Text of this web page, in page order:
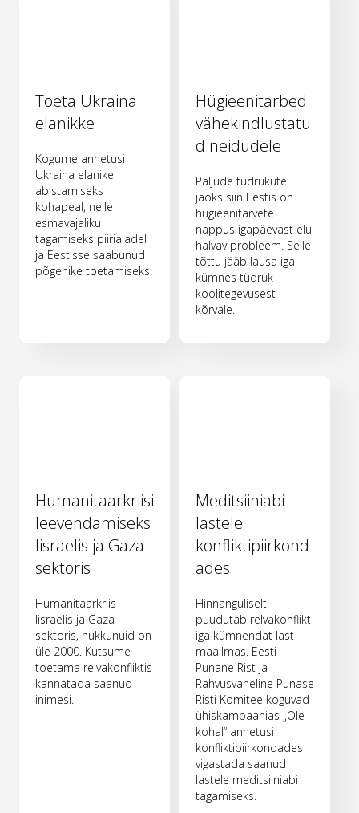
Toeta Ukraina
elanikke
Kogume annetusi
Ukraina elanike
abistamiseks
kohapeal, neile
esmavajaliku
tagamiseks piirialadel
ja Eestisse saabunud
põgenike toetamiseks.
Hügieenitarbed
vähekindlustatu
d neidudele
Paljude tüdrukute
jaoks siin Eestis on
hügieenitarvete
nappus igapäevast elu
halvav probleem. Selle
tõttu jääb lausa iga
kümnes tüdruk
koolitegevusest
kõrvale.
Humanitaarkriisi
leevendamiseks
Iisraelis ja Gaza
sektoris
Humanitaarkriis
Iisraelis ja Gaza
sektoris, hukkunuid on
üle 2000. Kutsume
toetama relvakonfliktis
kannatada saanud
inimesi.
Meditsiiniabi
lastele
konfliktipiirkond
ades
Hinnanguliselt
puudutab relvakonflikt
iga kümnendat last
maailmas. Eesti
Punane Rist ja
Rahvusvaheline Punase
Risti Komitee koguvad
ühiskampaanias „Ole
kohal“ annetusi
konfliktipiirkondades
vigastada saanud
lastele meditsiiniabi
tagamiseks.